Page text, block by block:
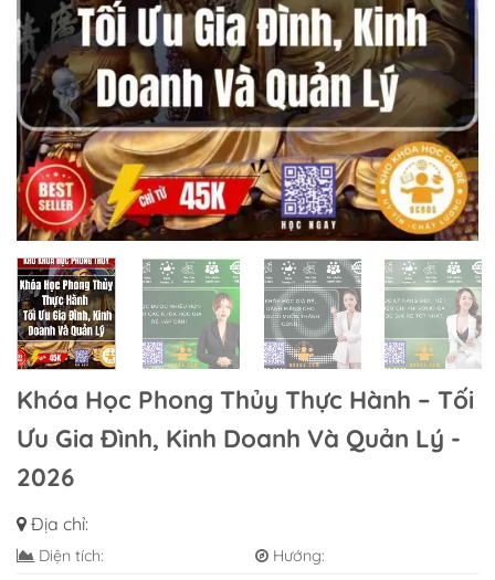
Khóa Học Phong Thủy Thực Hành – Tối
Ưu Gia Đình, Kinh Doanh Và Quản Lý -
2026
Địa chỉ:
Diện tích:
Hướng: